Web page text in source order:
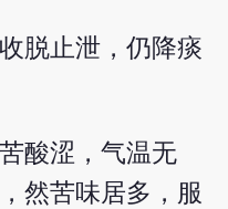
脱止泄，仍降痰
酸涩，气温无
然苦味居多，服